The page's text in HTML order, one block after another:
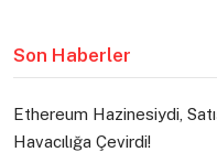
Son Haberler
Ethereum Hazinesiydi,
Havacılığa Çevirdi!